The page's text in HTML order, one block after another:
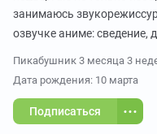
занимаюсь
озвучке аниме: сведение,
Пикабушник 3 месяца 3
Дата рождения: 10 марта
Подписаться